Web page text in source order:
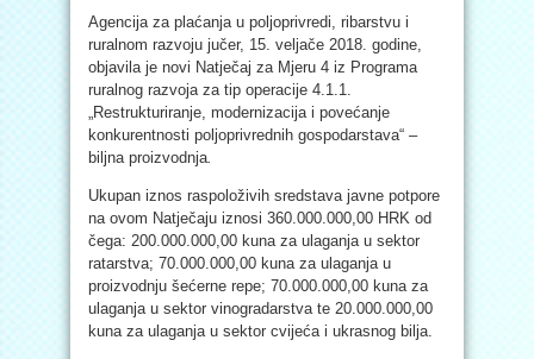
Agencija za plaćanja u poljoprivredi, ribarstvu i
ruralnom razvoju jučer, 15. veljače 2018. godine,
objavila je novi Natječaj za Mjeru 4 iz Programa
ruralnog razvoja za tip operacije 4.1.1.
„Restrukturiranje, modernizacija i povećanje
konkurentnosti poljoprivrednih gospodarstava“ –
biljna proizvodnja.
Ukupan iznos raspoloživih sredstava javne potpore
na ovom Natječaju iznosi 360.000.000,00 HRK od
čega: 200.000.000,00 kuna za ulaganja u sektor
ratarstva; 70.000.000,00 kuna za ulaganja u
proizvodnju šećerne repe; 70.000.000,00 kuna za
ulaganja u sektor vinogradarstva te 20.000.000,00
kuna za ulaganja u sektor cvijeća i ukrasnog bilja.